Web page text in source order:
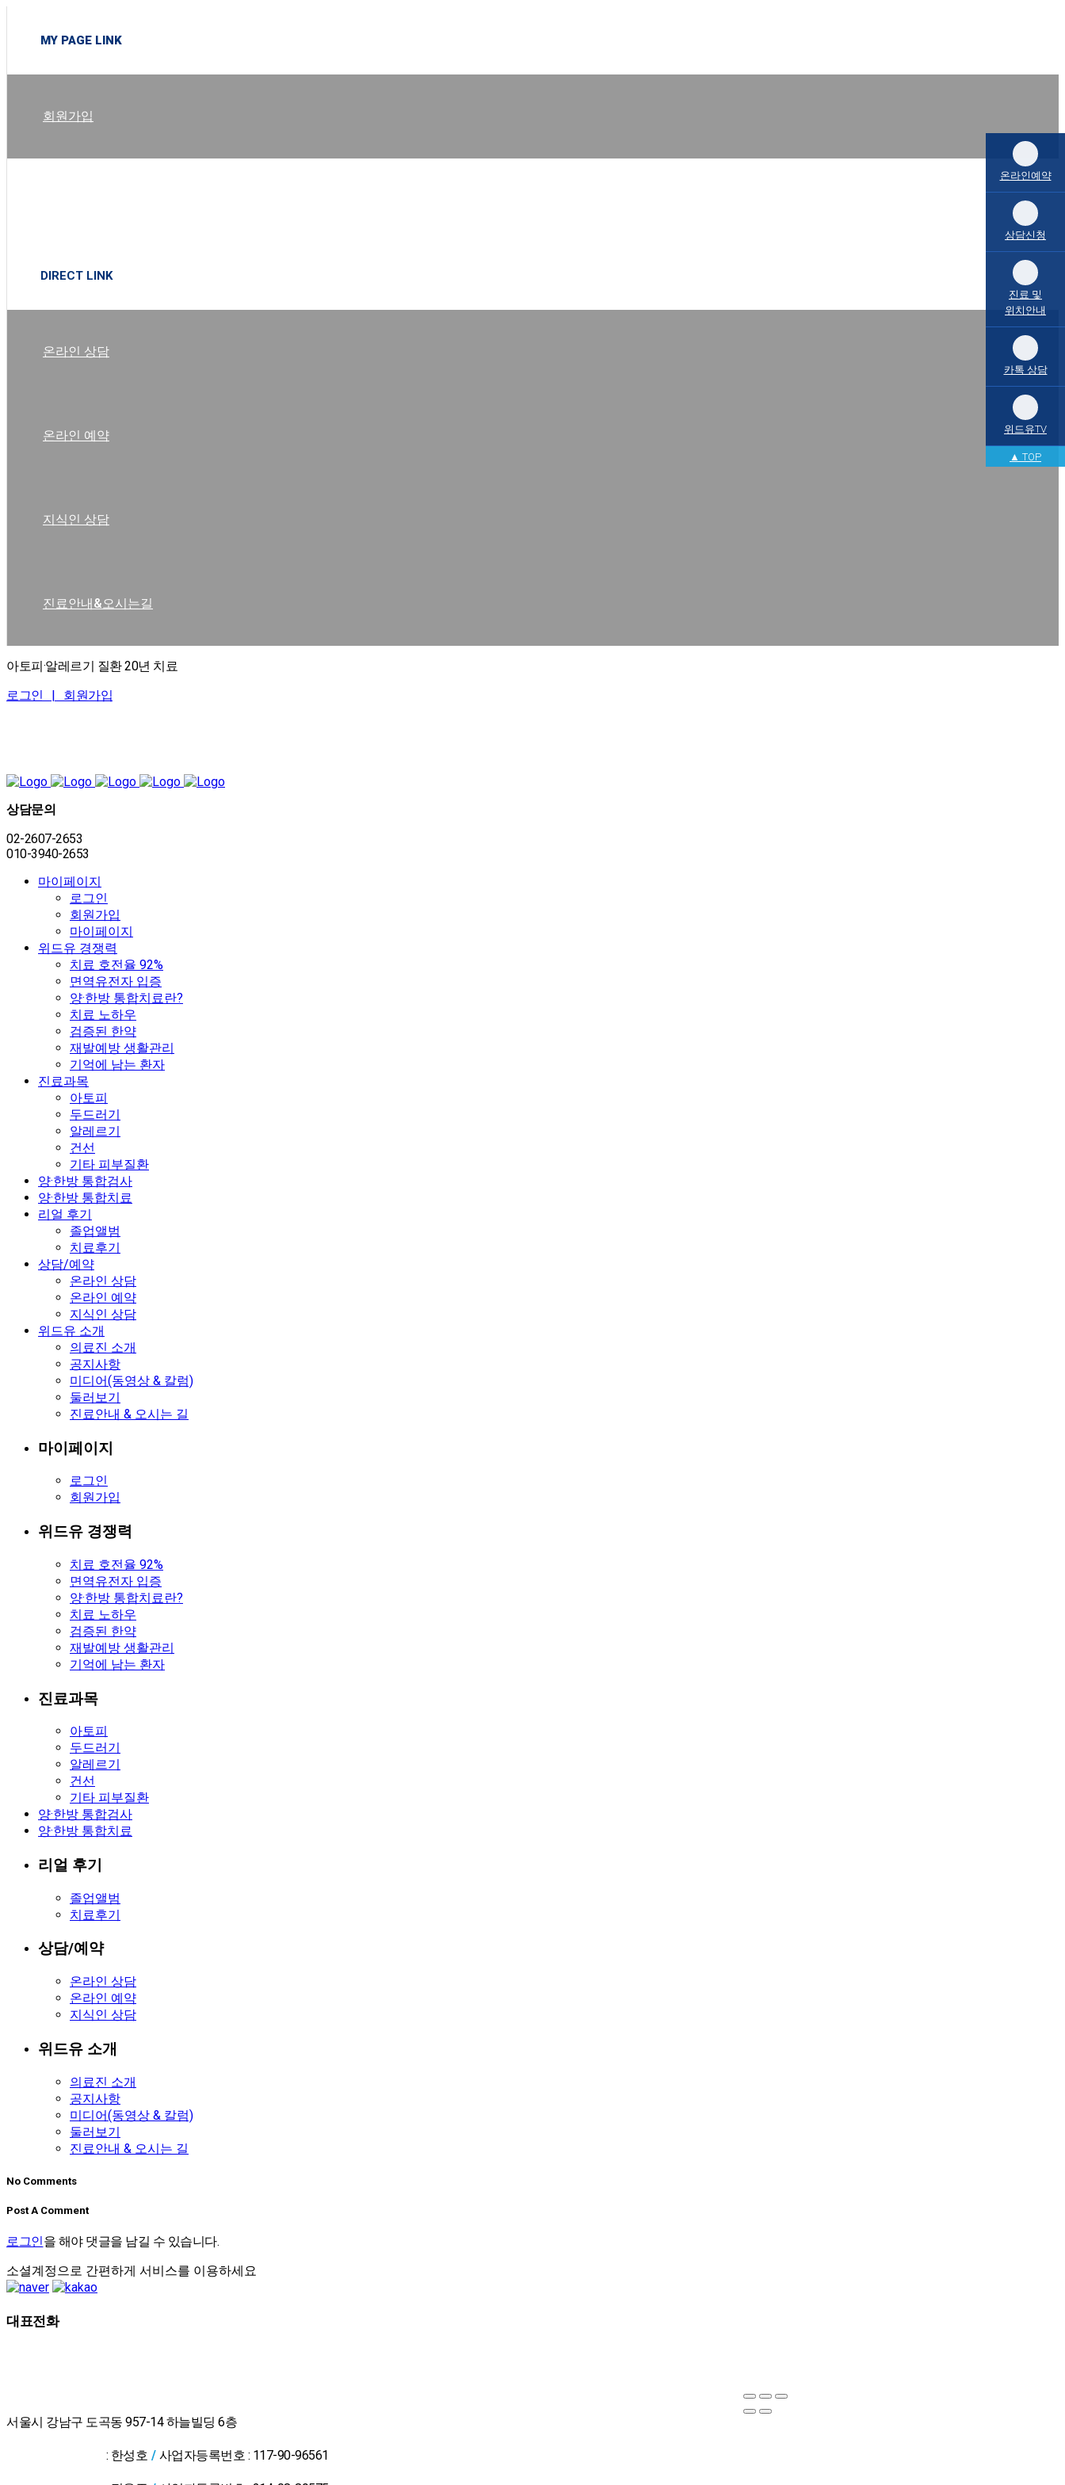
MY PAGE LINK
회원가입
DIRECT LINK
온라인 상담
온라인 예약
지식인 상담
진료안내&오시는길
아토피·알레르기 질환 20년 치료
로그인 | 회원가입
상담문의
02-2607-2653
010-3940-2653
마이페이지
로그인
회원가입
마이페이지
위드유 경쟁력
치료 호전율 92%
면역유전자 입증
양·한방 통합치료란?
치료 노하우
검증된 한약
재발예방 생활관리
기억에 남는 환자
진료과목
아토피
두드러기
알레르기
건선
기타 피부질환
양·한방 통합검사
양·한방 통합치료
리얼 후기
졸업앨범
치료후기
상담/예약
온라인 상담
온라인 예약
지식인 상담
위드유 소개
의료진 소개
공지사항
미디어(동영상 & 칼럼)
둘러보기
진료안내 & 오시는 길
마이페이지
로그인
회원가입
위드유 경쟁력
치료 호전율 92%
면역유전자 입증
양·한방 통합치료란?
치료 노하우
검증된 한약
재발예방 생활관리
기억에 남는 환자
진료과목
아토피
두드러기
알레르기
건선
기타 피부질환
양·한방 통합검사
양·한방 통합치료
리얼 후기
졸업앨범
치료후기
상담/예약
온라인 상담
온라인 예약
지식인 상담
위드유 소개
의료진 소개
공지사항
미디어(동영상 & 칼럼)
둘러보기
진료안내 & 오시는 길
No Comments
Post A Comment
로그인을 해야 댓글을 남길 수 있습니다.
소셜계정으로 간편하게 서비스를 이용하세요
대표전화
서울시 강남구 도곡동 957-14 하늘빌딩 6층
: 한성호 / 사업자등록번호 : 117-90-96561
온라인예약
상담신청
진료 및
위치안내
카톡 상담
위드유TV
▲ TOP